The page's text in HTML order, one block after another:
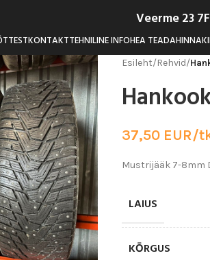
Veerme 23
KONTAKTTEHNILINE INFOHEA TEADA
Esileht/Rehvid/
37,50 EUR/
Mustrijääk 7-8mm
LAIUS
KŌRGUS